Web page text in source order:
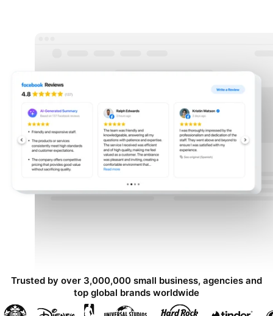
Trusted by over 3,000,000 small business, agencies and
top global brands worldwide